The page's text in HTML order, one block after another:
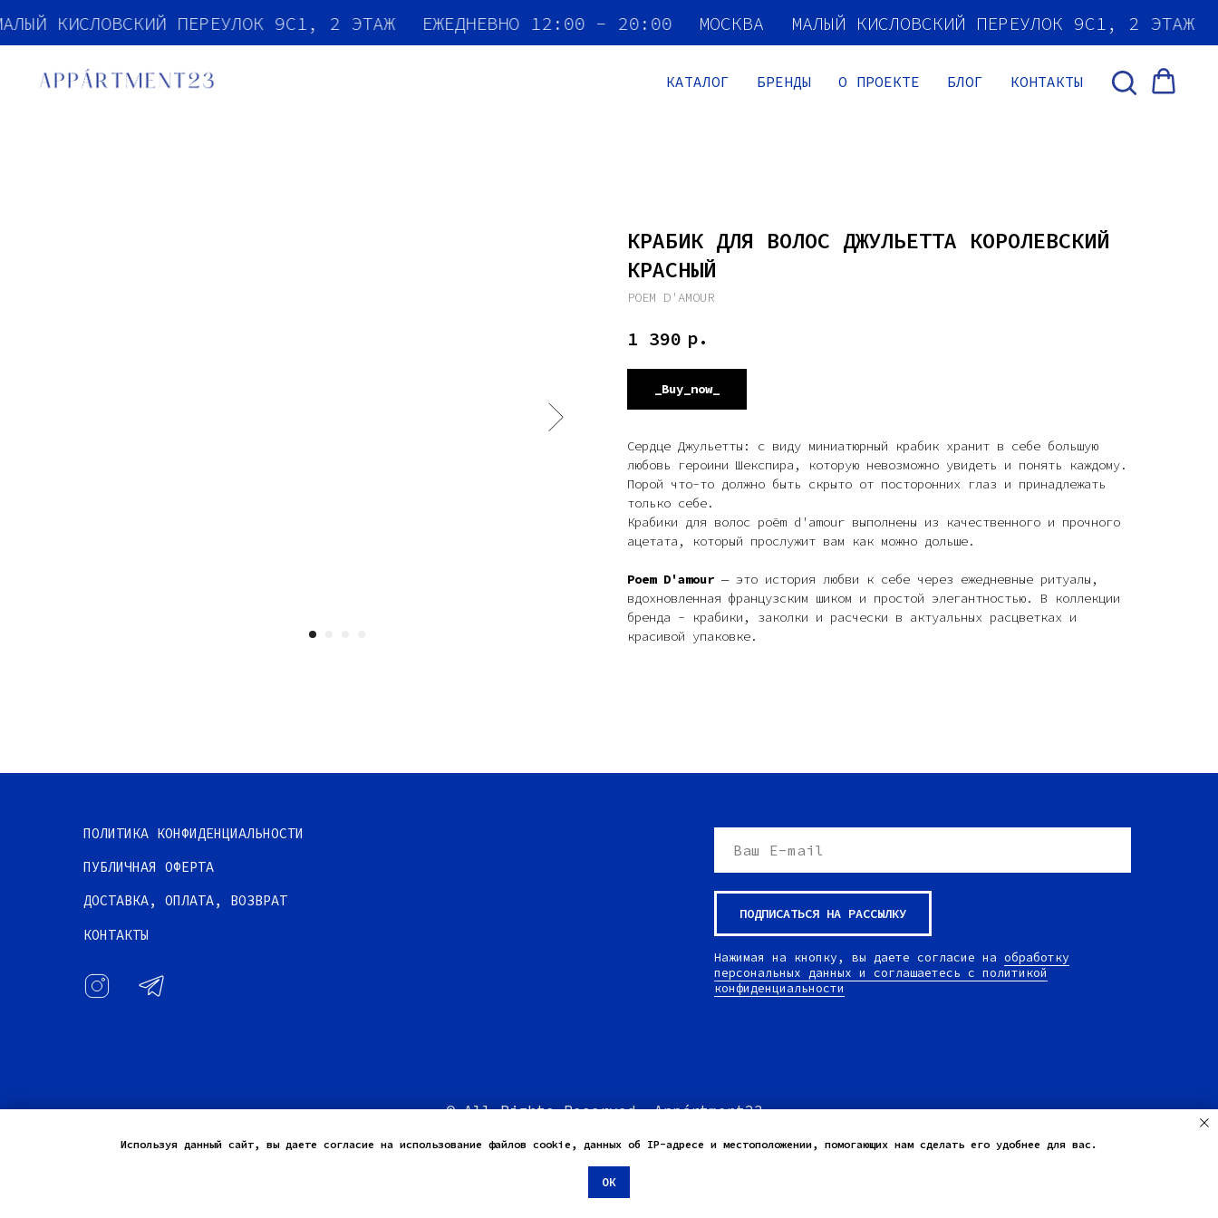
КИСЛОВСКИЙ ПЕРЕУЛОК 9С1, 2 ЭТАЖ ЕЖЕДНЕВНО 12:00 - 20:00 МОСКВА МАЛЫЙ КИСЛОВСКИЙ ПЕРЕУЛОК 9С1, 2 ЭТАЖ
КАТАЛОГ БРЕНДЫ О ПРОЕКТЕ БЛОГ КОНТАКТЫ
КРАБИК ДЛЯ ВОЛОС ДЖУЛЬЕТТА КОРОЛЕВСКИЙ
КРАСНЫЙ
POEM D'AMOUR
1 390 р.
_Buy_now_
Сердце Джульетты: с виду миниатюрный крабик хранит в себе большую
любовь героини Шекспира, которую невозможно увидеть и понять каждому.
Порой что-то должно быть скрыто от посторонних глаз и принадлежать
только себе.
Крабики для волос poēm d'amour выполнены из качественного и прочного
ацетата, который прослужит вам как можно дольше.
Poem D'amour — это история любви к себе через ежедневные ритуалы,
вдохновленная французским шиком и простой элегантностью. В коллекции
бренда - крабики, заколки и расчески в актуальных расцветках и
красивой упаковке.
ПОЛИТИКА КОНФИДЕНЦИАЛЬНОСТИ
ПУБЛИЧНАЯ ОФЕРТА
ДОСТАВКА, ОПЛАТА, ВОЗВРАТ
КОНТАКТЫ
ПОДПИСАТЬСЯ НА РАССЫЛКУ
Нажимая на кнопку, вы даете согласие на обработку
персональных данных и соглашаетесь c политикой
конфиденциальности
© All Rights Reserved. Appártment23.
Используя данный сайт, вы даете согласие на использование файлов cookie, данных об IP-адресе и местоположении, помогающих нам сделать его удобнее для вас.
ОК